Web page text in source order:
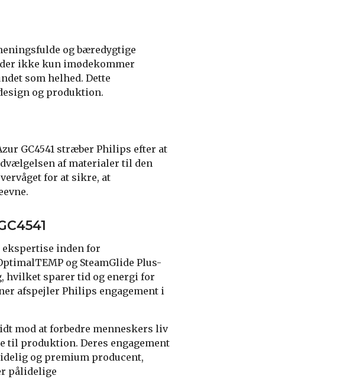
og bæredygtige
ikke kun imødekommer
som helhed. Dette
og produktion.
GC4541 stræber Philips efter at
af materialer til den
for at sikre, at
ekspertise inden for
og SteamGlide Plus-
hvilket sparer tid og energi for
afspejler Philips engagement i
mod at forbedre menneskers liv
til produktion. Deres engagement
og premium producent,
pålidelige